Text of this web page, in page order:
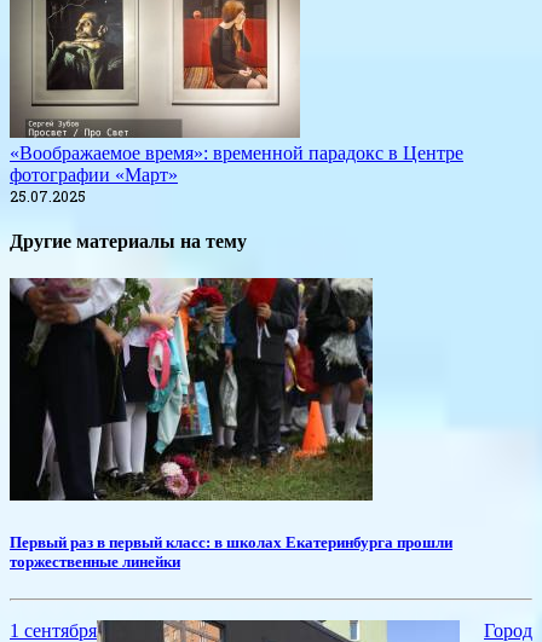
«Воображаемое время»: временной парадокс в Центре
фотографии «Март»
25.07.2025
Другие материалы на тему
Первый раз в первый класс: в школах Екатеринбурга прошли
торжественные линейки
1 сентября Город